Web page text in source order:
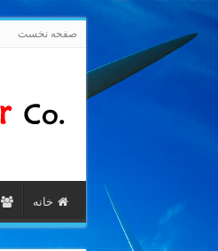
صفحه نخست
خانه